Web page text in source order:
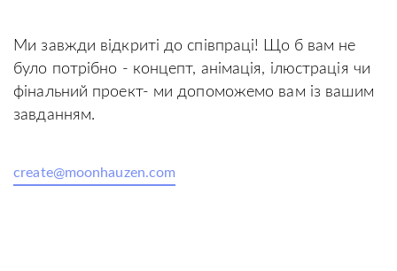
Ми завжди відкриті до співпраці! Що б вам не
було потрібно - концепт, анімація, ілюстрація чи
фінальний проект- ми допоможемо вам із вашим
завданням.
create@moonhauzen.com